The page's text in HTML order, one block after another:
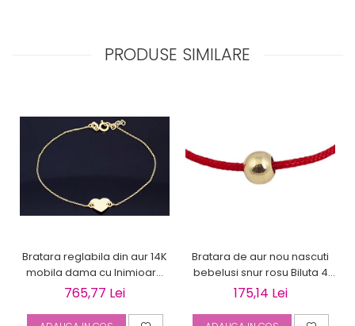
PRODUSE SIMILARE
Bratara reglabila din aur 14K
mobila dama cu Inimioara
gravabila
765,77 Lei
Bratara de aur nou nascuti
bebelusi snur rosu Biluta 4
mm
175,14 Lei